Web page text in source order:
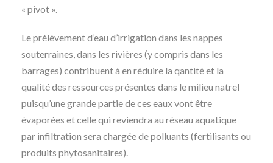
« pivot ».
Le prélèvement d’eau d’irrigation dans les nappes
souterraines, dans les rivières (y compris dans les
barrages) contribuent à en réduire la qantité et la
qualité des ressources présentes dans le milieu natrel
puisqu’une grande partie de ces eaux vont être
évaporées et celle qui reviendra au réseau aquatique
par infiltration sera chargée de polluants (fertilisants ou
produits phytosanitaires).